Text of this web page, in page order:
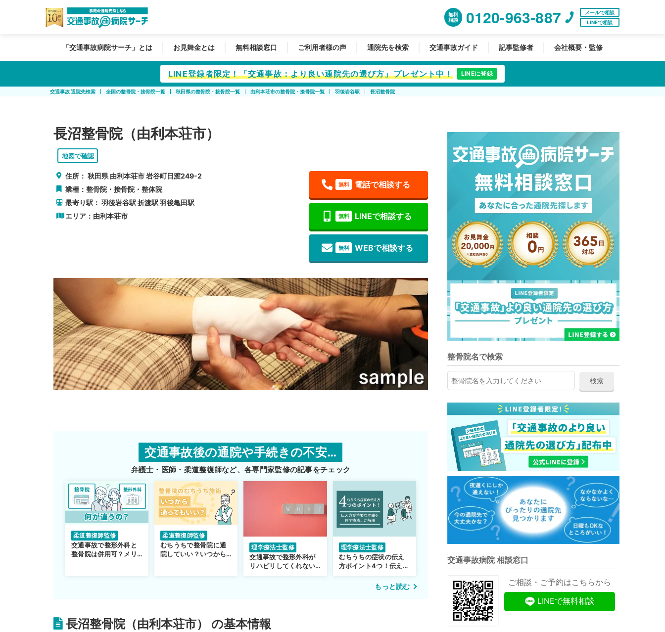
無料
相談
0120-963-887
メールで相談
LINEで相談
「交通事故病院サーチ」とは お見舞金とは 無料相談窓口 ご利用者様の声 通院先を検索 交通事故ガイド 記事監修者 会社概要・監修
LINE登録者限定！「交通事故：より良い通院先の選び方」プレゼント中！ LINEに登録
交通事故 通院先検索 全国の整骨院・接骨院一覧 秋田県の整骨院・接骨院一覧 由利本荘市の整骨院・接骨院一覧 羽後岩谷駅 長沼整骨院
長沼整骨院（由利本荘市）
地図で確認
住所： 秋田県 由利本荘市岩谷町日渡249-2
業種：整骨院・接骨院・整体院
最寄り駅： 羽後岩谷駅 折渡駅 羽後亀田駅
エリア： 由利本荘市
無料 電話で相談する
無料 LINEで相談する
無料 WEBで相談する
交通事故後の通院や手続きの不安…
弁護士・医師・柔道整復師など、各専門家監修の記事をチェック
柔道整復師監修
交通事故で整形外科と
整骨院は併用可？メリ
柔道整復師監修
むちうちで整骨院に通
院していい？いつから
理学療法士監修
交通事故で整形外科が
リハビリしてくれない…
転院するべき？
理学療法士監修
むちうちの症状の伝え
方ポイント4つ！伝え方
が重要な理由も解説
もっと読む
長沼整骨院（由利本荘市） の基本情報
整骨院名で検索
交通事故病院 相談窓口
ご相談・ご予約はこちらから
LINEで無料相談